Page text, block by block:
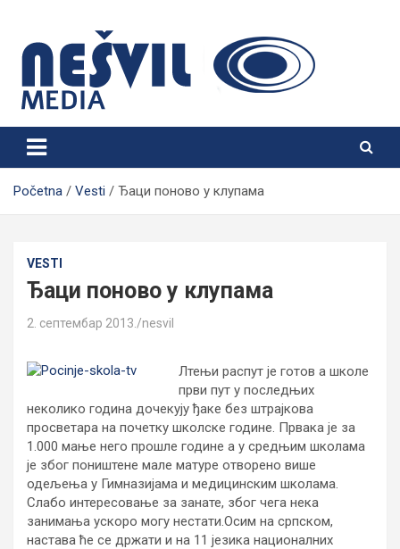
content
Nešvil Media Bogatić
Početna Vesti Ђаци поново у клупама
VESTI
Ђаци поново у клупама
2. септембар 2013. nesvil
Лтењи распут је готов а школе
први пут у последњих
неколико година дочекују ђаке без штрајкова
просветара на почетку школске године. Првака је за
1.000 мање него прошле године а у средњим школама
је због поништене мале матуре отворено више
одељења у Гимназијама и медицинским школама.
Слабо интересовање за занате, због чега нека
занимања ускоро могу нестати.Осим на српском,
настава ће се држати и на 11 језика националних